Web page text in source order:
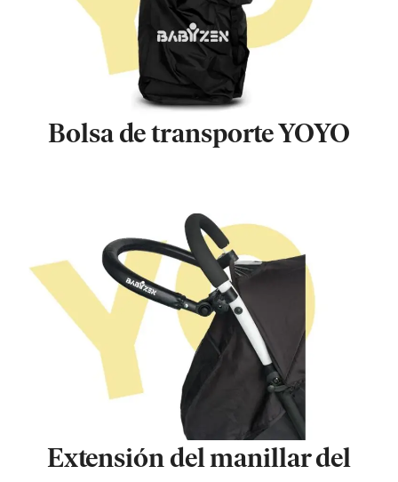
Bolsa de transporte YOYO
Extensión del manillar del